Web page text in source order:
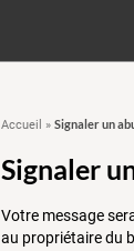
Accueil » Signaler un
Signaler
Votre message
au propriétaire du